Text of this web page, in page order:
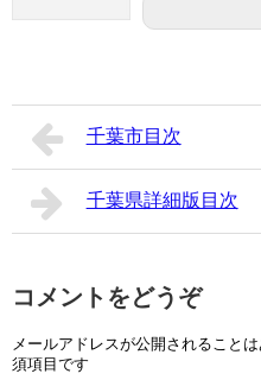
千葉市目次
千葉県詳細版目次
コメントをどうぞ
メールアドレスが公開されることは
須項目です